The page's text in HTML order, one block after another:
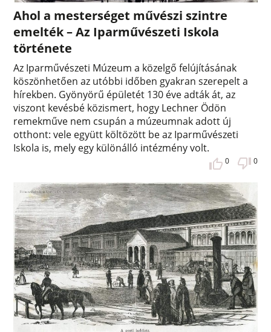
Ahol a mesterséget művészi szintre
emelték – Az Iparművészeti Iskola
története
Az Iparművészeti Múzeum a közelgő felújításának
köszönhetően az utóbbi időben gyakran szerepelt a
hírekben. Gyönyörű épületét 130 éve adták át, az
viszont kevésbé közismert, hogy Lechner Ödön
remekműve nem csupán a múzeumnak adott új
otthont: vele együtt költözött be az Iparművészeti
Iskola is, mely egy különálló intézmény volt.
0 0